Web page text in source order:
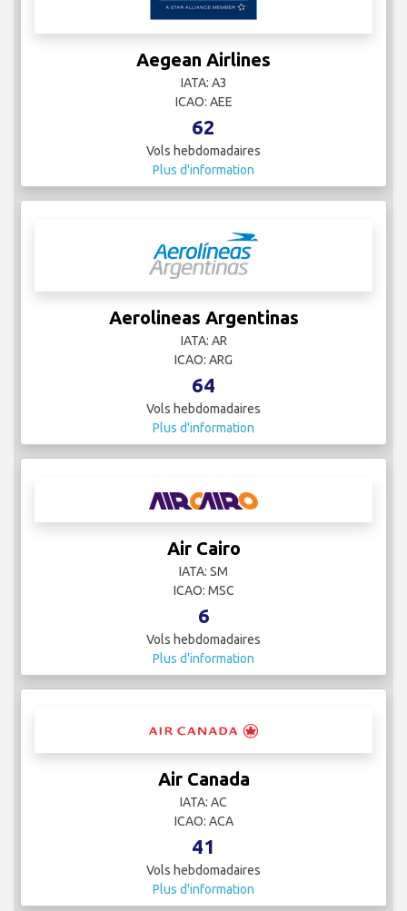
Aegean Airlines
IATA: A3
ICAO: AEE
62
Vols hebdomadaires
Plus d'information
Aerolineas Argentinas
IATA: AR
ICAO: ARG
64
Vols hebdomadaires
Plus d'information
Air Cairo
IATA: SM
ICAO: MSC
6
Vols hebdomadaires
Plus d'information
Air Canada
IATA: AC
ICAO: ACA
41
Vols hebdomadaires
Plus d'information